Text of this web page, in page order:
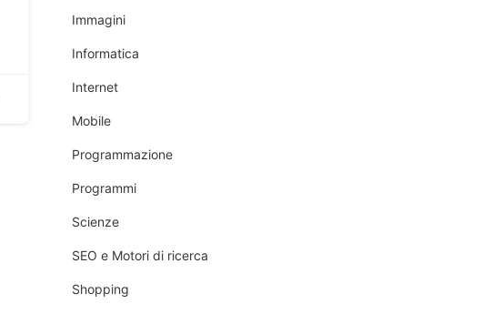
Immagini
Informatica
Internet
Mobile
Programmazione
Programmi
Scienze
SEO e Motori di ricerca
Shopping